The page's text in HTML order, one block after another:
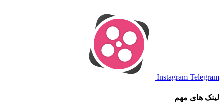
Instagram Telegram
لینک های مهم